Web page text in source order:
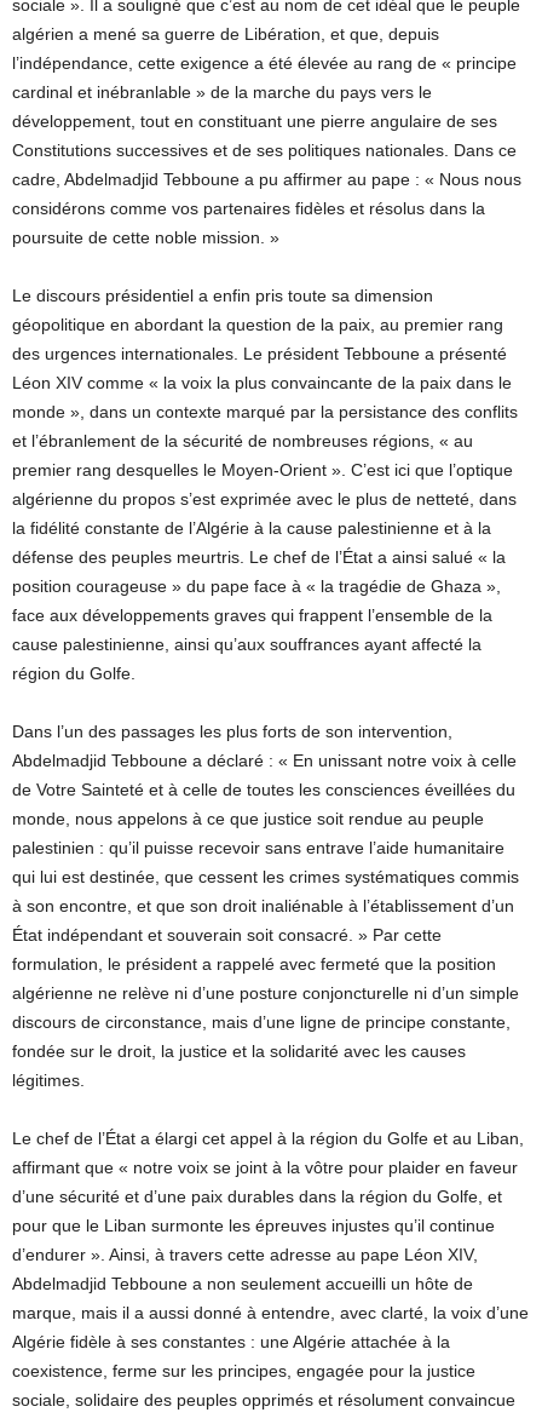
sociale ». Il a souligné que c’est au nom de cet idéal que le peuple
algérien a mené sa guerre de Libération, et que, depuis
l’indépendance, cette exigence a été élevée au rang de « principe
cardinal et inébranlable » de la marche du pays vers le
développement, tout en constituant une pierre angulaire de ses
Constitutions successives et de ses politiques nationales. Dans ce
cadre, Abdelmadjid Tebboune a pu affirmer au pape : « Nous nous
considérons comme vos partenaires fidèles et résolus dans la
poursuite de cette noble mission. »
Le discours présidentiel a enfin pris toute sa dimension
géopolitique en abordant la question de la paix, au premier rang
des urgences internationales. Le président Tebboune a présenté
Léon XIV comme « la voix la plus convaincante de la paix dans le
monde », dans un contexte marqué par la persistance des conflits
et l’ébranlement de la sécurité de nombreuses régions, « au
premier rang desquelles le Moyen-Orient ». C’est ici que l’optique
algérienne du propos s’est exprimée avec le plus de netteté, dans
la fidélité constante de l’Algérie à la cause palestinienne et à la
défense des peuples meurtris. Le chef de l’État a ainsi salué « la
position courageuse » du pape face à « la tragédie de Ghaza »,
face aux développements graves qui frappent l’ensemble de la
cause palestinienne, ainsi qu’aux souffrances ayant affecté la
région du Golfe.
Dans l’un des passages les plus forts de son intervention,
Abdelmadjid Tebboune a déclaré : « En unissant notre voix à celle
de Votre Sainteté et à celle de toutes les consciences éveillées du
monde, nous appelons à ce que justice soit rendue au peuple
palestinien : qu’il puisse recevoir sans entrave l’aide humanitaire
qui lui est destinée, que cessent les crimes systématiques commis
à son encontre, et que son droit inaliénable à l’établissement d’un
État indépendant et souverain soit consacré. » Par cette
formulation, le président a rappelé avec fermeté que la position
algérienne ne relève ni d’une posture conjoncturelle ni d’un simple
discours de circonstance, mais d’une ligne de principe constante,
fondée sur le droit, la justice et la solidarité avec les causes
légitimes.
Le chef de l’État a élargi cet appel à la région du Golfe et au Liban,
affirmant que « notre voix se joint à la vôtre pour plaider en faveur
d’une sécurité et d’une paix durables dans la région du Golfe, et
pour que le Liban surmonte les épreuves injustes qu’il continue
d’endurer ». Ainsi, à travers cette adresse au pape Léon XIV,
Abdelmadjid Tebboune a non seulement accueilli un hôte de
marque, mais il a aussi donné à entendre, avec clarté, la voix d’une
Algérie fidèle à ses constantes : une Algérie attachée à la
coexistence, ferme sur les principes, engagée pour la justice
sociale, solidaire des peuples opprimés et résolument convaincue